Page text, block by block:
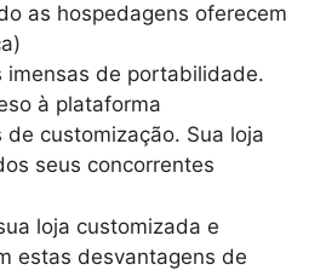
as hospedagens oferecem
imensas de portabilidade.
à plataforma
de customização. Sua loja
seus concorrentes
loja customizada e
estas desvantagens de